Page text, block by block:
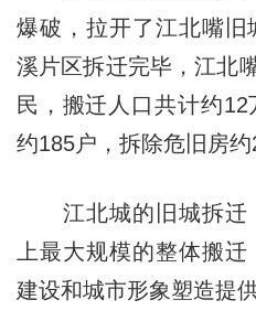
爆破，拉开了江北嘴
溪片区拆迁完毕，江北
民，搬迁人口共计约
约185户，拆除危旧房约
江北城的旧城拆迁
上最大规模的整体搬
建设和城市形象塑造提